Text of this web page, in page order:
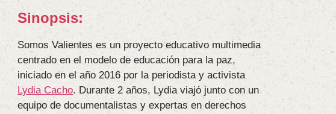
Sinopsis:
Somos Valientes es un proyecto educativo multimedia
centrado en el modelo de educación para la paz,
iniciado en el año 2016 por la periodista y activista
Lydia Cacho. Durante 2 años, Lydia viajó junto con un
equipo de documentalistas y expertas en derechos